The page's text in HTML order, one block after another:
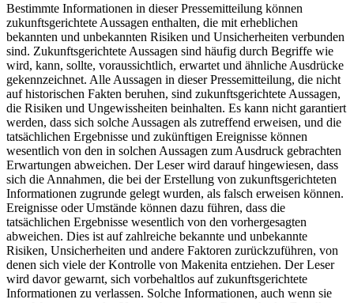
Bestimmte Informationen in dieser Pressemitteilung können
zukunftsgerichtete Aussagen enthalten, die mit erheblichen
bekannten und unbekannten Risiken und Unsicherheiten verbunden
sind. Zukunftsgerichtete Aussagen sind häufig durch Begriffe wie
wird, kann, sollte, voraussichtlich, erwartet und ähnliche Ausdrücke
gekennzeichnet. Alle Aussagen in dieser Pressemitteilung, die nicht
auf historischen Fakten beruhen, sind zukunftsgerichtete Aussagen,
die Risiken und Ungewissheiten beinhalten. Es kann nicht garantiert
werden, dass sich solche Aussagen als zutreffend erweisen, und die
tatsächlichen Ergebnisse und zukünftigen Ereignisse können
wesentlich von den in solchen Aussagen zum Ausdruck gebrachten
Erwartungen abweichen. Der Leser wird darauf hingewiesen, dass
sich die Annahmen, die bei der Erstellung von zukunftsgerichteten
Informationen zugrunde gelegt wurden, als falsch erweisen können.
Ereignisse oder Umstände können dazu führen, dass die
tatsächlichen Ergebnisse wesentlich von den vorhergesagten
abweichen. Dies ist auf zahlreiche bekannte und unbekannte
Risiken, Unsicherheiten und andere Faktoren zurückzuführen, von
denen sich viele der Kontrolle von Makenita entziehen. Der Leser
wird davor gewarnt, sich vorbehaltlos auf zukunftsgerichtete
Informationen zu verlassen. Solche Informationen, auch wenn sie